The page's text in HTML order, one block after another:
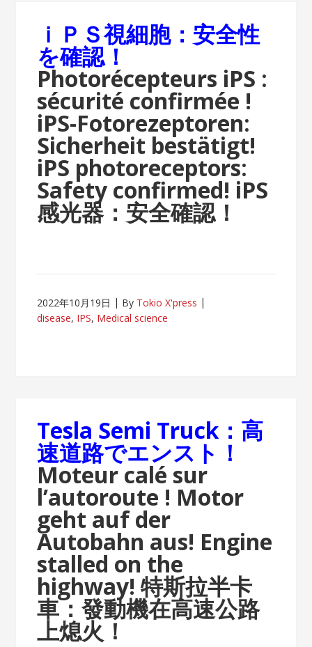
ｉＰＳ視細胞：安全性
を確認！
Photorécepteurs iPS :
sécurité confirmée !
iPS-Fotorezeptoren:
Sicherheit bestätigt!
iPS photoreceptors:
Safety confirmed! iPS
感光器：安全確認！
2022年10月19日 By Tokio X'press
disease, IPS, Medical science
Tesla Semi Truck：高
速道路でエンスト！
Moteur calé sur
l’autoroute ! Motor
geht auf der
Autobahn aus! Engine
stalled on the
highway! 特斯拉半卡
車：發動機在高速公路
上熄火！